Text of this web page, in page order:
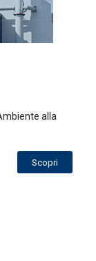
alla
Scopri